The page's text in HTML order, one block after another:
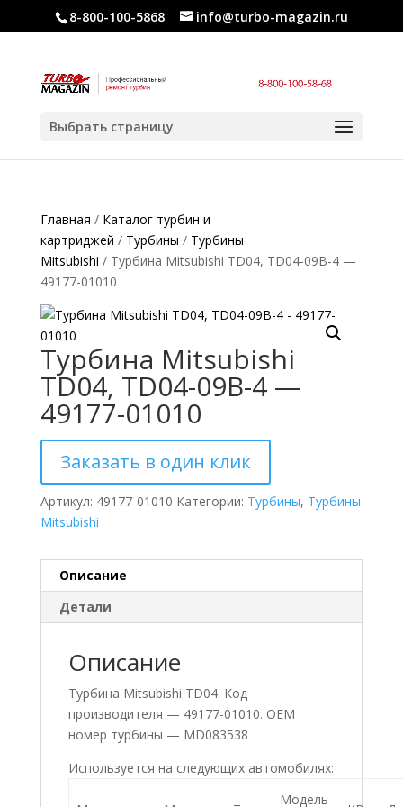
8-800-100-5868 info@turbo-magazin.ru
Выбрать страницу
Главная / Каталог турбин и
картриджей / Турбины / Турбины
Mitsubishi / Турбина Mitsubishi TD04, TD04-09B-4 —
49177-01010
Турбина Mitsubishi
TD04, TD04-09B-4 —
49177-01010
Заказать в один клик
Артикул: 49177-01010 Категории: Турбины, Турбины
Mitsubishi
Описание
Детали
Описание
Турбина Mitsubishi TD04. Код
производителя — 49177-01010. ОЕМ
номер турбины — MD083538
Используется на следующих автомобилях:
Модель